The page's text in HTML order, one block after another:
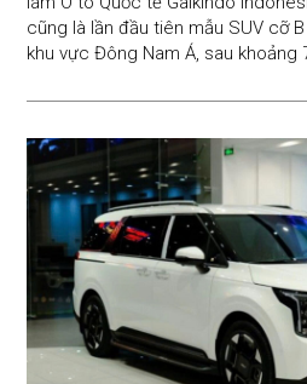
cũng là lần đầu tiên mẫu SUV cỡ
khu vực Đông Nam Á, sau khoảng